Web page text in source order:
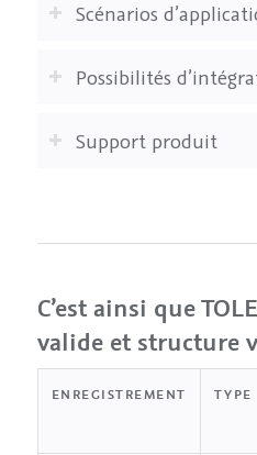
Scénarios
Possibilités
Support produit
C’est ainsi que
valide et structure
ENREGISTREMENT TYPE